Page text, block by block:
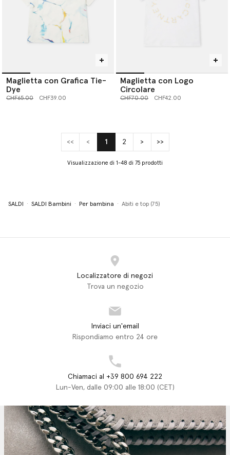
Maglietta con Grafica Tie-
Dye
Prezzo ridotto da
CHF65.00a CHF39.00
Maglietta con Logo
Circolare
Prezzo ridotto da
CHF70.00a CHF42.00
<< < 1(current)
2 > >>
Visualizzazione di 1-48 di 75 prodotti
SALDI SALDI Bambini Per bambina Abiti e top (75)
Localizzatore di negozi
Trova un negozio
Inviaci un'email
Rispondiamo entro 24 ore
Chiamaci al +39 800 694 222
Lun-Ven, dalle 09:00 alle 18:00 (CET)